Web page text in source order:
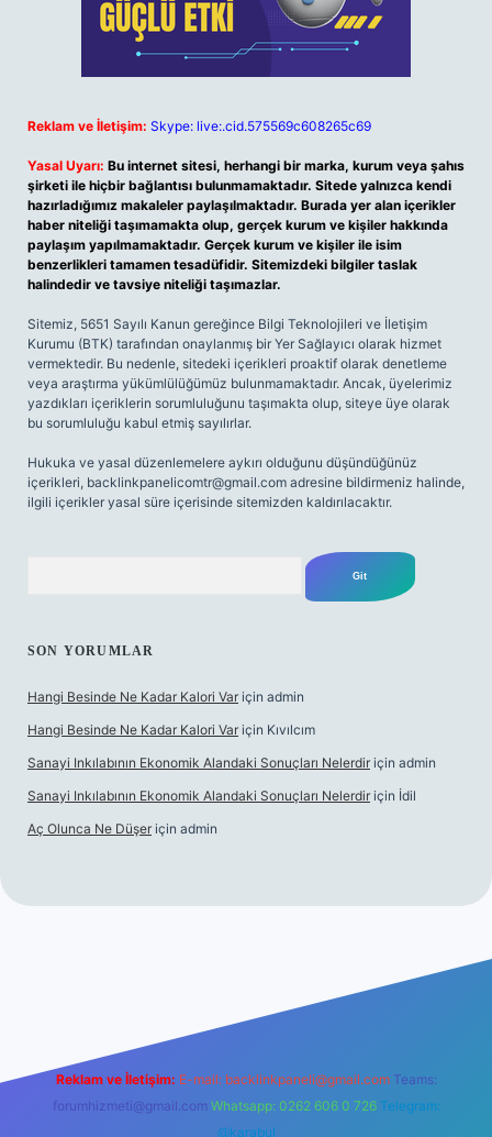
Reklam ve İletişim: Skype: live:.cid.575569c608265c69
Yasal Uyarı: Bu internet sitesi, herhangi bir marka, kurum veya şahıs
şirketi ile hiçbir bağlantısı bulunmamaktadır. Sitede yalnızca kendi
hazırladığımız makaleler paylaşılmaktadır. Burada yer alan içerikler
haber niteliği taşımamakta olup, gerçek kurum ve kişiler hakkında
paylaşım yapılmamaktadır. Gerçek kurum ve kişiler ile isim
benzerlikleri tamamen tesadüfidir. Sitemizdeki bilgiler taslak
halindedir ve tavsiye niteliği taşımazlar.
Sitemiz, 5651 Sayılı Kanun gereğince Bilgi Teknolojileri ve İletişim
Kurumu (BTK) tarafından onaylanmış bir Yer Sağlayıcı olarak hizmet
vermektedir. Bu nedenle, sitedeki içerikleri proaktif olarak denetleme
veya araştırma yükümlülüğümüz bulunmamaktadır. Ancak, üyelerimiz
yazdıkları içeriklerin sorumluluğunu taşımakta olup, siteye üye olarak
bu sorumluluğu kabul etmiş sayılırlar.
Hukuka ve yasal düzenlemelere aykırı olduğunu düşündüğünüz
içerikleri, backlinkpanelicomtr@gmail.com adresine bildirmeniz halinde,
ilgili içerikler yasal süre içerisinde sitemizden kaldırılacaktır.
SON YORUMLAR
Hangi Besinde Ne Kadar Kalori Var için admin
Hangi Besinde Ne Kadar Kalori Var için Kıvılcım
Sanayi Inkılabının Ekonomik Alandaki Sonuçları Nelerdir için admin
Sanayi Inkılabının Ekonomik Alandaki Sonuçları Nelerdir için İdil
Aç Olunca Ne Düşer için admin
Reklam ve İletişim: E-mail: backlinkpaneli@gmail.com Teams:
forumhizmeti@gmail.com Whatsapp: 0262 606 0 726 Telegram:
@karabul